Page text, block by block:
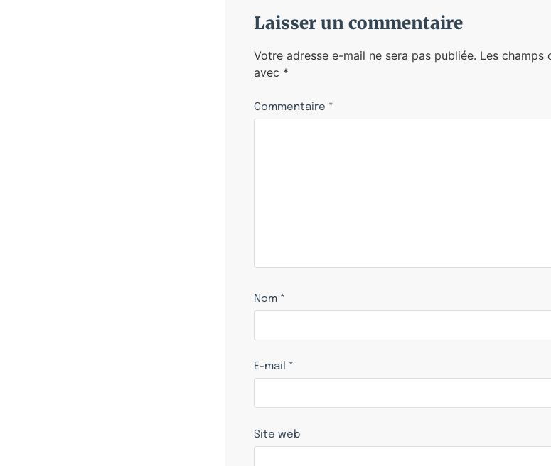
Laisser un commentaire
Votre adresse e-mail ne sera pas publiée. Les champs
avec *
Commentaire *
Nom *
E-mail *
Site web